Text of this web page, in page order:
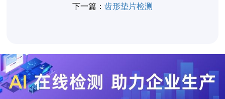
下一篇： 齿形垫片检测